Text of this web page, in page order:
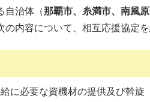
自治体（那覇市、糸満市、南風
内容について、相互応援協定を
に必要な資機材の提供及び斡旋